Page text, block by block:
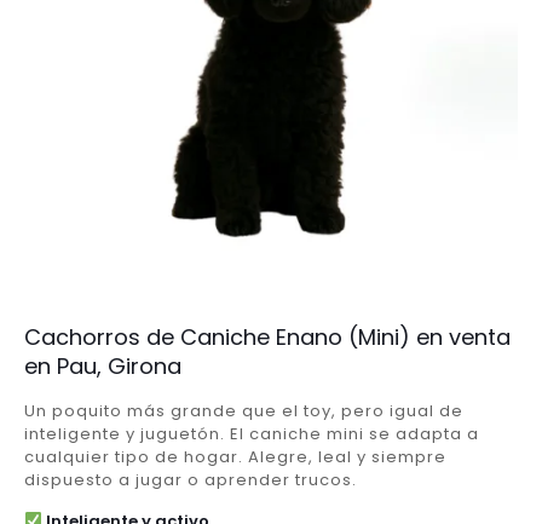
Cachorros de Caniche Enano (Mini) en venta
en Pau, Girona
Un poquito más grande que el toy, pero igual de
inteligente y juguetón. El caniche mini se adapta a
cualquier tipo de hogar. Alegre, leal y siempre
dispuesto a jugar o aprender trucos.